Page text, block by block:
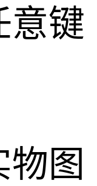
意键
图